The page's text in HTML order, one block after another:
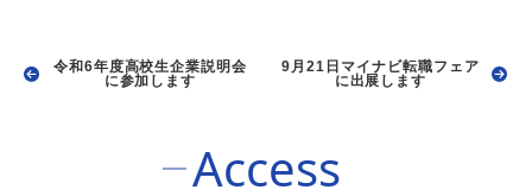
令和6年度高校生企業説明会
に参加します
9月21日マイナビ転職フェア
に出展します
Access